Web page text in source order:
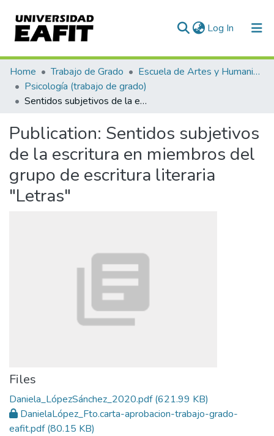
Log In (current)
Communities & Collections
All of DSpace
Home Trabajo de Grado
Escuela de Artes y Humanidades
Psicología (trabajo de grado)
Sentidos subjetivos de la escritura en miembros del grupo de escritura literaria "Letras"
Publication: Sentidos subjetivos
de la escritura en miembros del
grupo de escritura literaria
"Letras"
Files
Daniela_LópezSánchez_2020.pdf(621.99 KB)
DanielaLópez_Fto.carta-aprobacion-trabajo-grado-
eafit.pdf(80.15 KB)